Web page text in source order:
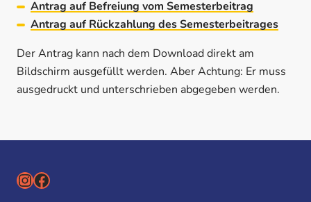
Antrag auf Befreiung vom Semesterbeitrag
Antrag auf Rückzahlung des Semesterbeitrages
Der Antrag kann nach dem Download direkt am
Bildschirm ausgefüllt werden. Aber Achtung: Er muss
ausgedruckt und unterschrieben abgegeben werden.
Instagram
Facebook